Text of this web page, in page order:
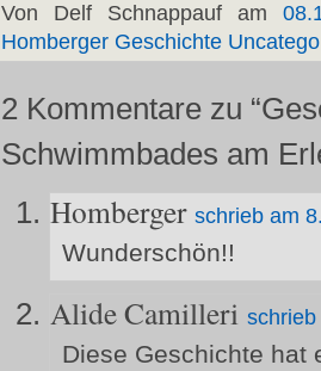
Von Delf Schnappauf am
Homberger Geschichte
2 Kommentare zu
Schwimmbades am
Homberger schrieb am
Wunderschön!!
Alide Camilleri
Diese Geschichte hat